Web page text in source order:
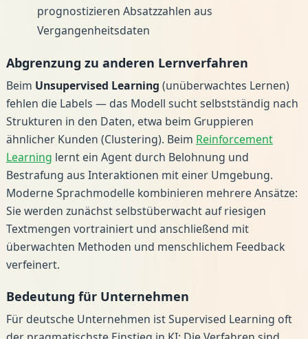
prognostizieren Absatzzahlen aus
Vergangenheitsdaten
Abgrenzung zu anderen Lernverfahren
Beim Unsupervised Learning (unüberwachtes Lernen)
fehlen die Labels — das Modell sucht selbstständig nach
Strukturen in den Daten, etwa beim Gruppieren
ähnlicher Kunden (Clustering). Beim Reinforcement
Learning lernt ein Agent durch Belohnung und
Bestrafung aus Interaktionen mit einer Umgebung.
Moderne Sprachmodelle kombinieren mehrere Ansätze:
Sie werden zunächst selbstüberwacht auf riesigen
Textmengen vortrainiert und anschließend mit
überwachten Methoden und menschlichem Feedback
verfeinert.
Bedeutung für Unternehmen
Für deutsche Unternehmen ist Supervised Learning oft